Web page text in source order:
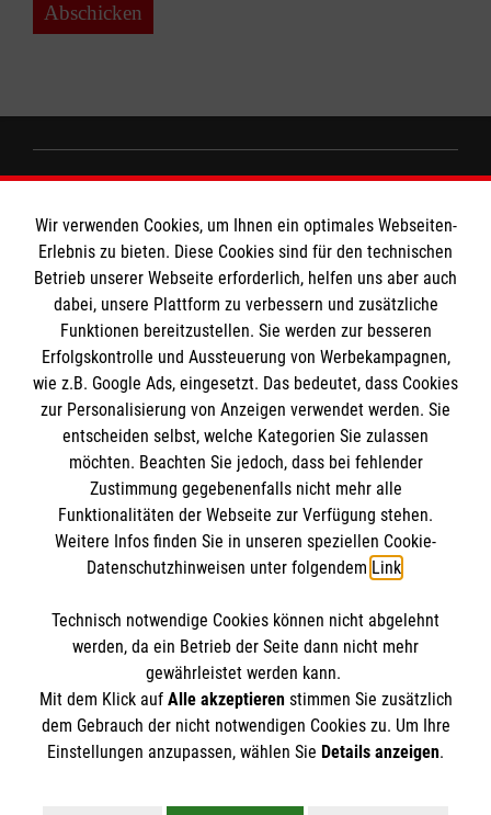
Abschicken
Impressum
Datenschutz
Kontakt
Die Malteser
Malteser in Deutschland
Malteserorden
Sharepoint
Spendenkonto
Empfänger: Malteser Hilfsdienst e.V.
Bank: Pax-Bank für Kirche und Caritas eG
IBAN: DE70370601201201206304
BIC: GENODED1PA7
So finden Sie uns
Hauptstraße 12
45549 Sprockhövel
Telefon:0800 100 41 04
info.sprockhoevel@malteser.org
Accordion 1
Der Malteser Hilfsdienst e.V. ist als eingetragene
Gewerbesteuer befreit.
Wir verwenden Cookies, um Ihnen ein optimales Webseiten-
Erlebnis zu bieten. Diese Cookies sind für den technischen
Betrieb unserer Webseite erforderlich, helfen uns aber auch
dabei, unsere Plattform zu verbessern und zusätzliche
Funktionen bereitzustellen. Sie werden zur besseren
Erfolgskontrolle und Aussteuerung von Werbekampagnen,
wie z.B. Google Ads, eingesetzt. Das bedeutet, dass Cookies
zur Personalisierung von Anzeigen verwendet werden. Sie
entscheiden selbst, welche Kategorien Sie zulassen
möchten. Beachten Sie jedoch, dass bei fehlender
Zustimmung gegebenenfalls nicht mehr alle
Funktionalitäten der Webseite zur Verfügung stehen.
Weitere Infos finden Sie in unseren speziellen Cookie-
Datenschutzhinweisen unter folgendem Link.
Technisch notwendige Cookies können nicht abgelehnt
werden, da ein Betrieb der Seite dann nicht mehr
gewährleistet werden kann.
Mit dem Klick auf Alle akzeptierenstimmen Sie zusätzlich
dem Gebrauch der nicht notwendigen Cookies zu. Um Ihre
Einstellungen anzupassen, wählen Sie Details anzeigen.